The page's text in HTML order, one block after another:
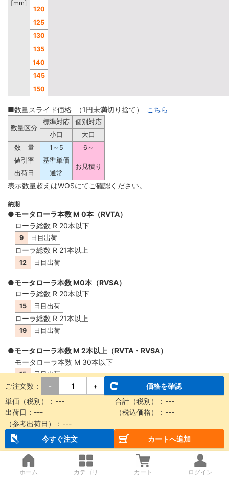
[mm]
120
125
130
135
140
145
150
■数量スライド価格 （1円未満切り捨て） こちら
数量区分
標準対応
個別対応
小口
大口
数 量
1～5
6～
値引率
基準単価
お見積り
出荷日
通常
表示数量超えはWOSにてご確認ください。
納期
●モータローラ本数 M 0本（RVTA）
ローラ総数 R 20本以下
9 日目出荷
ローラ総数 R 21本以上
12 日目出荷
●モータローラ本数 M0本（RVSA）
ローラ総数 R 20本以下
15 日目出荷
ローラ総数 R 21本以上
19 日目出荷
●モータローラ本数 M 2本以上（RVTA・RVSA）
モータローラ本数 M 30本以下
15 日目出荷
モータローラ本数 M 31本以上
19 日目出荷
概要・仕様
【納品に関する注意事項】
ご注文数： - +
価格を確認
単価（税別）： --- 合計（税別）： ---
出荷日： --- （税込価格）： ---
（参考出荷日）： ---
今すぐ注文
カートへ追加
ホーム カテゴリ カート ログイン